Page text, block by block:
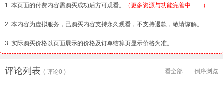
1. 本页面的付费内容需购买成功后方可观看。 （更多资源与功能完善中……）
2. 本内容为虚拟服务，已购买内容支持永久观看，不支持退款，敬请谅解。
3. 实际购买价格以页面展示的价格及订单结算页显示价格为准。
评论列表 ( 评论0 ) 看全部 倒序浏览